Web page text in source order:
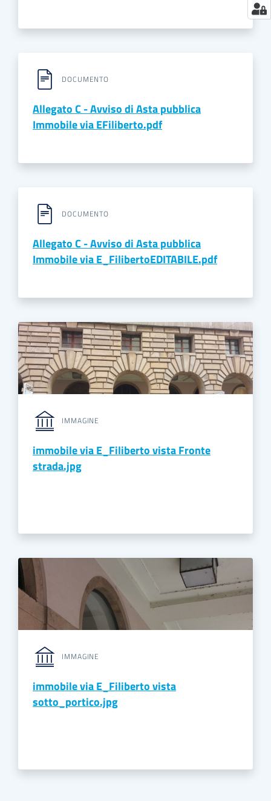
DOCUMENTO
Allegato C - Avviso di Asta pubblica
Immobile via EFiliberto.pdf
DOCUMENTO
Allegato C - Avviso di Asta pubblica
Immobile via E_FilibertoEDITABILE.pdf
IMMAGINE
immobile via E_Filiberto vista Fronte
strada.jpg
IMMAGINE
immobile via E_Filiberto vista
sotto_portico.jpg